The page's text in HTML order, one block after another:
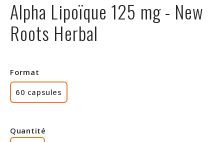
Alpha Lipoïque 125 mg - New
Roots Herbal
Format
60 capsules
Quantité
Rabais